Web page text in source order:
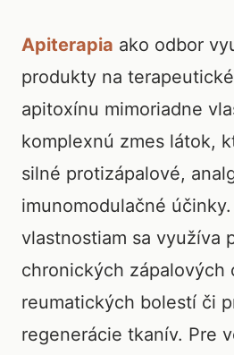
Apiterapia ako odbor
produkty na
apitoxínu mimoriadne
komplexnú zmes látok,
silné protizápalové,
imunomodulačné
vlastnostiam sa využíva
chronických zápalových
reumatických bolestí či
regenerácie tkanív. Pre